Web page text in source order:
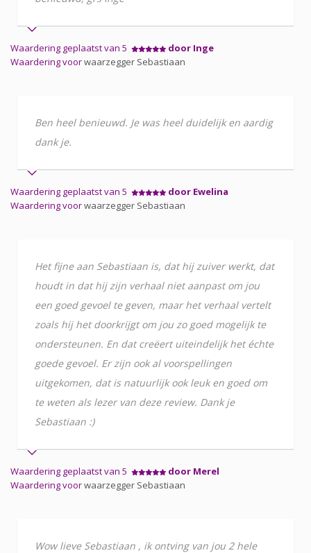
Waardering geplaatst van 5
door Inge
Waardering voorwaarzegger Sebastiaan
Ben heel benieuwd. Je was heel duidelijk en aardig
dank je.
Waardering geplaatst van 5
door Ewelina
Waardering voorwaarzegger Sebastiaan
Het fijne aan Sebastiaan is, dat hij zuiver werkt, dat
houdt in dat hij zijn verhaal niet aanpast om jou
een goed gevoel te geven, maar het verhaal vertelt
zoals hij het doorkrijgt om jou zo goed mogelijk te
ondersteunen. En dat creëert uiteindelijk het échte
goede gevoel. Er zijn ook al voorspellingen
uitgekomen, dat is natuurlijk ook leuk en goed om
te weten als lezer van deze review. Dank je
Sebastiaan :)
Waardering geplaatst van 5
door Merel
Waardering voorwaarzegger Sebastiaan
Wow lieve Sebastiaan , ik ontving van jou 2 hele